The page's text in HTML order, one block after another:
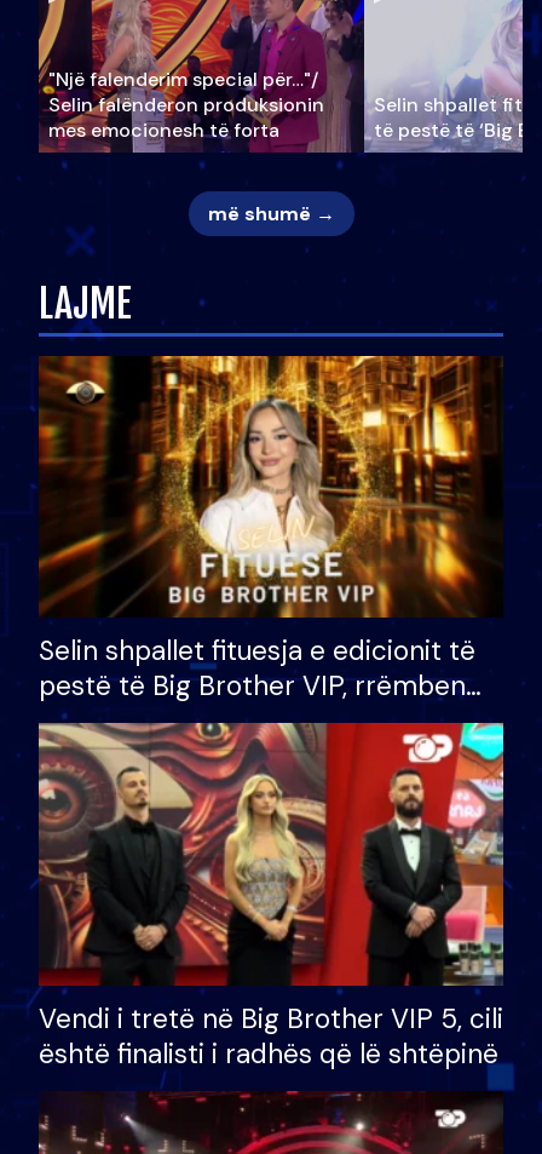
"Një falenderim special për…"/
Selin falënderon produksionin
mes emocionesh të forta
Selin shpallet
të pestë të ‘Big
më shumë →
LAJME
Selin shpallet fituesja e edicionit të
pestë të Big Brother VIP, rrëmben
çmimin e madh prej 100 mijë eurosh
Vendi i tretë në Big Brother VIP 5, cili
është finalisti i radhës që lë shtëpinë